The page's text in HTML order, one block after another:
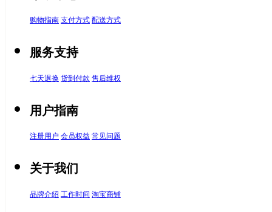
购物指南 支付方式 配送方式
服务支持
七天退换 货到付款 售后维权
用户指南
注册用户 会员权益 常见问题
关于我们
品牌介绍 工作时间 淘宝商铺